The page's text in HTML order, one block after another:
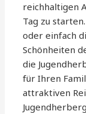
reichhaltigen
Tag zu
oder einfach
Schönheiten
die
für Ihren
attraktiven